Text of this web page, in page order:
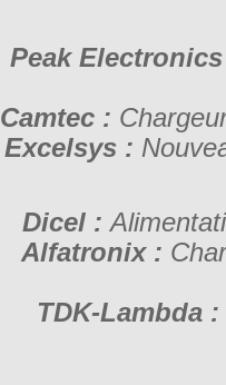
Peak
Camtec :
Excelsys :
Dicel :
Alfatronix :
TDK-Lambda :